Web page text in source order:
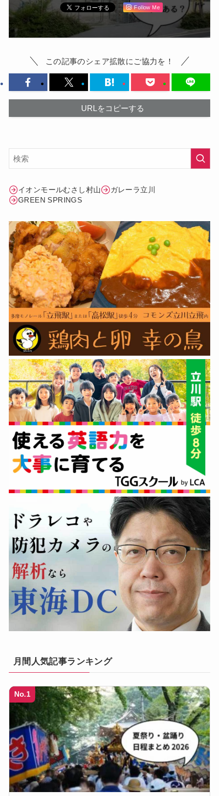
Follow Me
この記事のシェア拡散にご協力を！
URLをコピーする
イオンモールむさし村山
ガレーラ立川
GREEN SPRINGS
月間人気記事ランキング
No.1